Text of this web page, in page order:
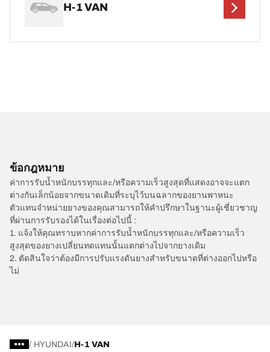
H-1 VAN
ข้อกฎหมาย
ค่าการรับน้ำหนักบรรทุกและ/หรือความเร็วสูงสุดที่แสดงอาจจะแตก
ต่างกันเล็กน้อยจากขนาดเดิมที่ระบุไว้บนฉลากของยานพาหนะ
ตัวแทนจำหน่ายยางของคุณสามารถให้คำปรึกษาในฐานะผู้เชี่ยวชาญ
ที่ผ่านการรับรองได้ในเรื่องต่อไปนี้ :
1. แจ้งให้คุณทราบหากค่าการรับน้ำหนักบรรทุกและ/หรือความเร็ว
สูงสุดของยางเปลี่ยนทดแทนนั้นแตกต่างไปจากยางเดิม
2. ตัดสินใจว่าต้องมีการปรับแรงดันยางสำหรับขนาดที่ต่างออกไปหรือ
ไม่
/ HYUNDAI H-1 VAN